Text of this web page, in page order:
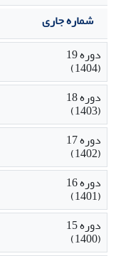
شماره جاری
دوره 19
(1404)
دوره 18
(1403)
دوره 17
(1402)
دوره 16
(1401)
دوره 15
(1400)